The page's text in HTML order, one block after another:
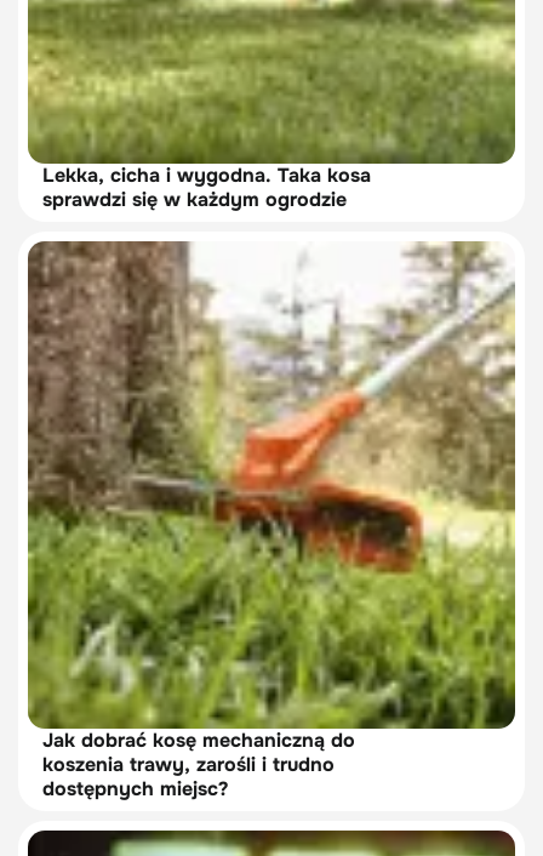
Lekka, cicha i wygodna. Taka kosa
sprawdzi się w każdym ogrodzie
Jak dobrać kosę mechaniczną do
koszenia trawy, zarośli i trudno
dostępnych miejsc?